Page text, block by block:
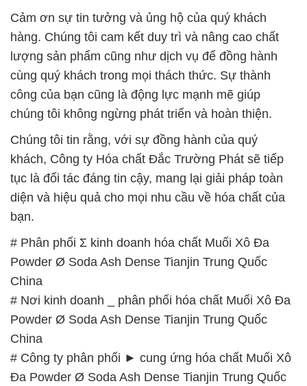
Cảm ơn sự tin tưởng và ủng hộ của quý khách
hàng. Chúng tôi cam kết duy trì và nâng cao chất
lượng sản phẩm cũng như dịch vụ để đồng hành
cùng quý khách trong mọi thách thức. Sự thành
công của bạn cũng là động lực mạnh mẽ giúp
chúng tôi không ngừng phát triển và hoàn thiện.
Chúng tôi tin rằng, với sự đồng hành của quý
khách, Công ty Hóa chất Đắc Trường Phát sẽ tiếp
tục là đối tác đáng tin cậy, mang lại giải pháp toàn
diện và hiệu quả cho mọi nhu cầu về hóa chất của
bạn.
# Phân phối Σ kinh doanh hóa chất Muối Xô Đa
Powder Ø Soda Ash Dense Tianjin Trung Quốc
China
# Nơi kinh doanh _ phân phối hóa chất Muối Xô Đa
Powder Ø Soda Ash Dense Tianjin Trung Quốc
China
# Công ty phân phối ► cung ứng hóa chất Muối Xô
Đa Powder Ø Soda Ash Dense Tianjin Trung Quốc